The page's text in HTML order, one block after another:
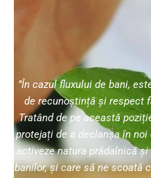
”În cazul fluxului de bani,
de recunoștință și respect
Tratând de pe această
protejați de a declanșa în
activeze natura prădalnică
banilor, și care să ne scoată